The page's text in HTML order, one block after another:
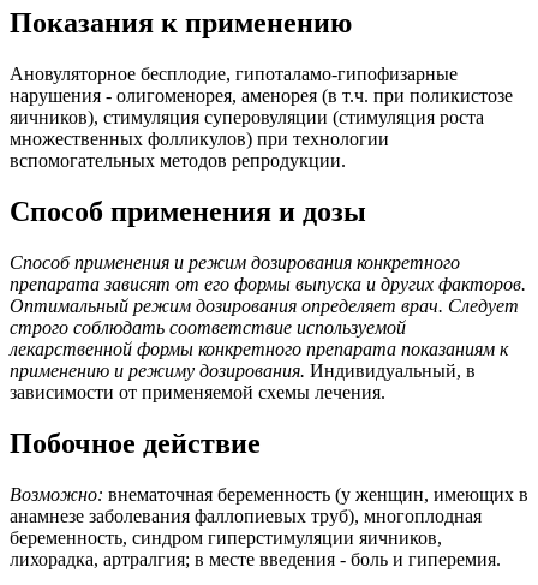
Показания к применению
Ановуляторное бесплодие, гипоталамо-гипофизарные
нарушения - олигоменорея, аменорея (в т.ч. при поликистозе
яичников), стимуляция суперовуляции (стимуляция роста
множественных фолликулов) при технологии
вспомогательных методов репродукции.
Способ применения и дозы
Способ применения и режим дозирования конкретного
препарата зависят от его формы выпуска и других факторов.
Оптимальный режим дозирования определяет врач. Следует
строго соблюдать соответствие используемой
лекарственной формы конкретного препарата показаниям к
применению и режиму дозирования. Индивидуальный, в
зависимости от применяемой схемы лечения.
Побочное действие
Возможно: внематочная беременность (у женщин, имеющих в
анамнезе заболевания фаллопиевых труб), многоплодная
беременность, синдром гиперстимуляции яичников,
лихорадка, артралгия; в месте введения - боль и гиперемия.